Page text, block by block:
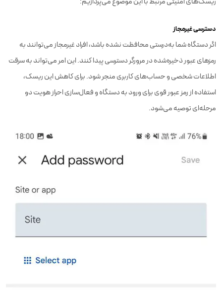
دسترسی غیرمجاز
اگر دستگاه شما به‌درستی محافظت نشده باشد، افراد غیرمجاز می‌توانند به
رمزهای عبور ذخیره‌شده در مرورگر دسترسی پیدا کنند. این امر می‌تواند به سرقت
اطلاعات شخصی و حساب‌های کاربری منجر شود. برای کاهش این ریسک،
استفاده از رمز عبور قوی برای ورود به دستگاه و فعال‌سازی احراز هویت دو
مرحله‌ای توصیه می‌شود.